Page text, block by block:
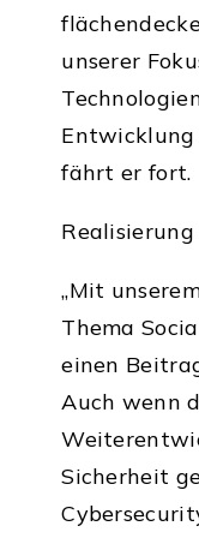
unserer
Entwicklung
fährt er fort.
„Mit
Thema
einen
Auch wenn
Sicherheit